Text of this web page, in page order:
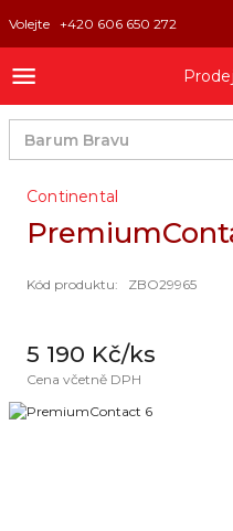
Volejte +420 606 650 272
Continental
Kód produktu: ZBO29965
5 190 Kč/ks
Cena včetně DPH